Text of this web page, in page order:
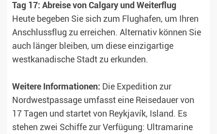
Tag 17: Abreise von Calgary und Weiterflug
Heute begeben Sie sich zum Flughafen, um Ihren
Anschlussflug zu erreichen. Alternativ können Sie
auch länger bleiben, um diese einzigartige
westkanadische Stadt zu erkunden.
Weitere Informationen: Die Expedition zur
Nordwestpassage umfasst eine Reisedauer von
17 Tagen und startet von Reykjavík, Island. Es
stehen zwei Schiffe zur Verfügung: Ultramarine